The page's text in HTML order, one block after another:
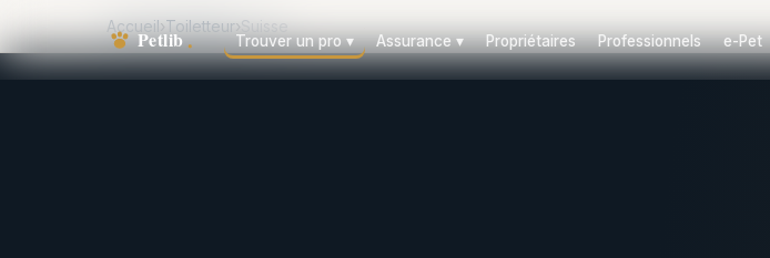
Trouver un pro▾ Assurance▾ Propriétaires Professionnels e-Pet
Accueil›Toiletteur›Suisse